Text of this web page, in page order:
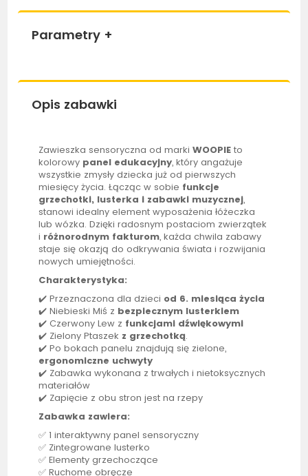
Parametry +
Opis zabawki
Zawieszka sensoryczna od marki WOOPIE to
kolorowy panel edukacyjny, który angażuje
wszystkie zmysły dziecka już od pierwszych
miesięcy życia. Łącząc w sobie funkcje
grzechotki, lusterka i zabawki muzycznej,
stanowi idealny element wyposażenia łóżeczka
lub wózka. Dzięki radosnym postaciom zwierzątek
i różnorodnym fakturom, każda chwila zabawy
staje się okazją do odkrywania świata i rozwijania
nowych umiejętności.
Charakterystyka:
✔️ Przeznaczona dla dzieci od 6. miesiąca życia
✔️ Niebieski Miś z bezpiecznym lusterkiem
✔️ Czerwony Lew z funkcjami dźwiękowymi
✔️ Zielony Ptaszek z grzechotką.
✔️ Po bokach panelu znajdują się zielone,
ergonomiczne uchwyty
✔️ Zabawka wykonana z trwałych i nietoksycznych
materiałów
✔️ Zapięcie z obu stron jest na rzepy
Zabawka zawiera:
✅ 1 interaktywny panel sensoryczny
✅ Zintegrowane lusterko
✅ Elementy grzechoczące
✅ Ruchome obręcze